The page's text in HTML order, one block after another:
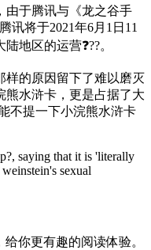
由于腾讯与《龙之谷手
讯将于2021年6月1日11
地区的运营❓??。
样的原因留下了难以磨灭
水浒卡，更是占据了大
不提一下小浣熊水浒卡
saying that it is 'literally
sexual
你更有趣的阅读体验。